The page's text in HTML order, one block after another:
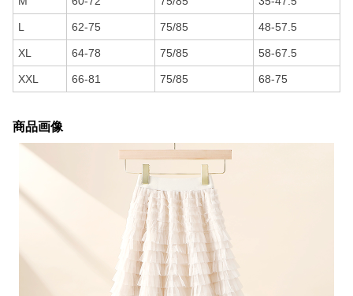
L 62-75 75/85 48-57.5
XL 64-78 75/85 58-67.5
XXL 66-81 75/85 68-75
商品画像